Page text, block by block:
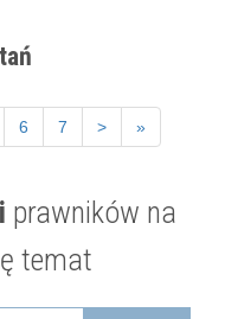
prawników na
temat
6 7 > »